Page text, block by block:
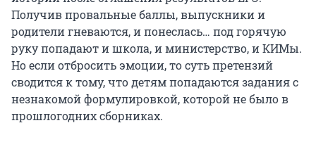
Получив провальные баллы, выпускники и
родители гневаются, и понеслась… под горячую
руку попадают и школа, и министерство, и КИМы.
Но если отбросить эмоции, то суть претензий
сводится к тому, что детям попадаются задания с
незнакомой формулировкой, которой не было в
прошлогодних сборниках.